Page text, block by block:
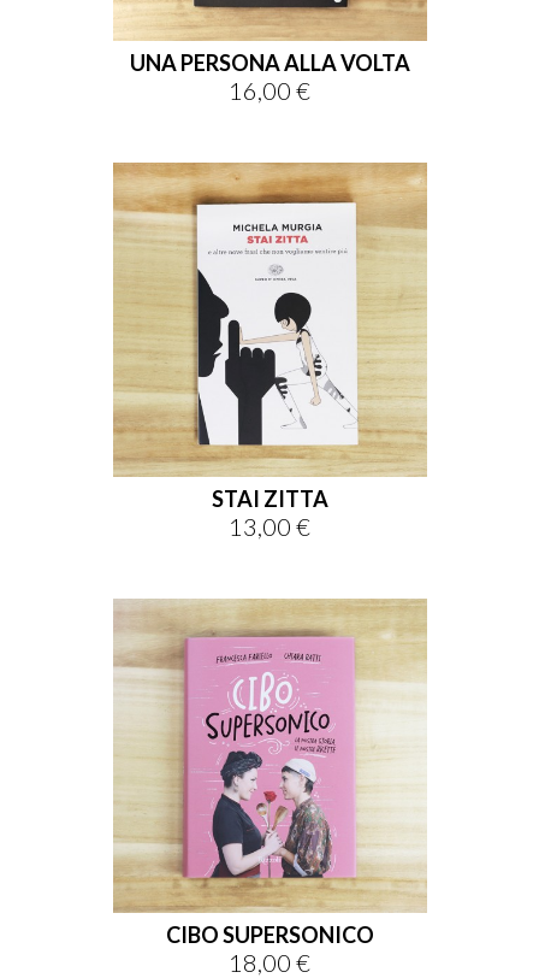
UNA PERSONA ALLA VOLTA
Prezzo
16,00 €
STAI ZITTA
Prezzo
13,00 €
CIBO SUPERSONICO
Prezzo
18,00 €